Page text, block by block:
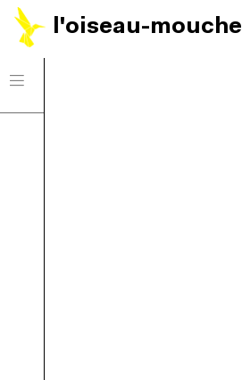
l'oiseau-mouche